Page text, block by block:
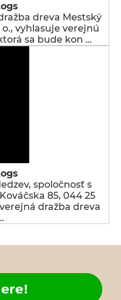
dreva Mestský
o., vyhlasuje verejnú
sa bude kon …
spoločnosť s
85, 044 25
dražba dreva